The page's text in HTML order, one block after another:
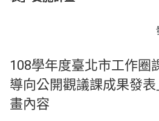
108學年度臺北市工作圈
導向公開觀議課成果發
畫內容